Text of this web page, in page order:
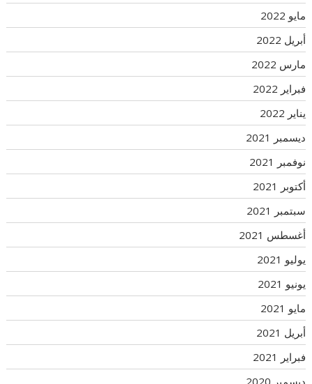
مايو 2022
أبريل 2022
مارس 2022
فبراير 2022
يناير 2022
ديسمبر 2021
نوفمبر 2021
أكتوبر 2021
سبتمبر 2021
أغسطس 2021
يوليو 2021
يونيو 2021
مايو 2021
أبريل 2021
فبراير 2021
ديسمبر 2020